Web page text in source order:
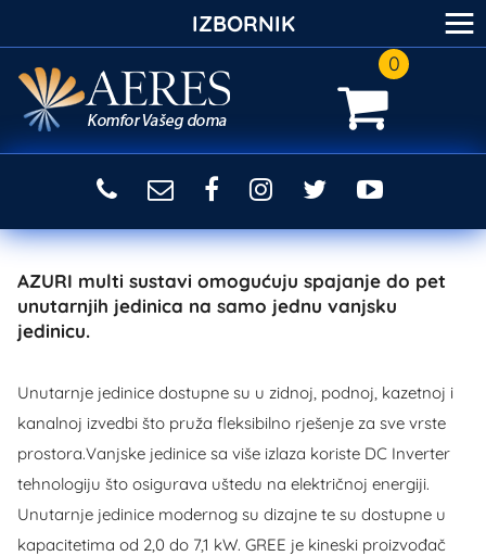
0
AZURI multi sustavi omogućuju spajanje do pet
unutarnjih jedinica na samo jednu vanjsku
jedinicu.
Unutarnje jedinice dostupne su u zidnoj, podnoj, kazetnoj i
kanalnoj izvedbi što pruža fleksibilno rješenje za sve vrste
prostora.Vanjske jedinice sa više izlaza koriste DC Inverter
tehnologiju što osigurava uštedu na električnoj energiji.
Unutarnje jedinice modernog su dizajne te su dostupne u
kapacitetima od 2,0 do 7,1 kW. GREE je kineski proizvođač
IZBORNIK ≡